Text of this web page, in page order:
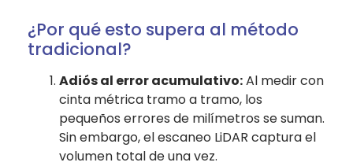
¿Por qué esto supera al método
tradicional?
Adiós al error acumulativo:Al medir con
cinta métrica tramo a tramo, los
pequeños errores de milímetros se suman.
Sin embargo, el escaneo LiDAR captura el
volumen total de una vez.